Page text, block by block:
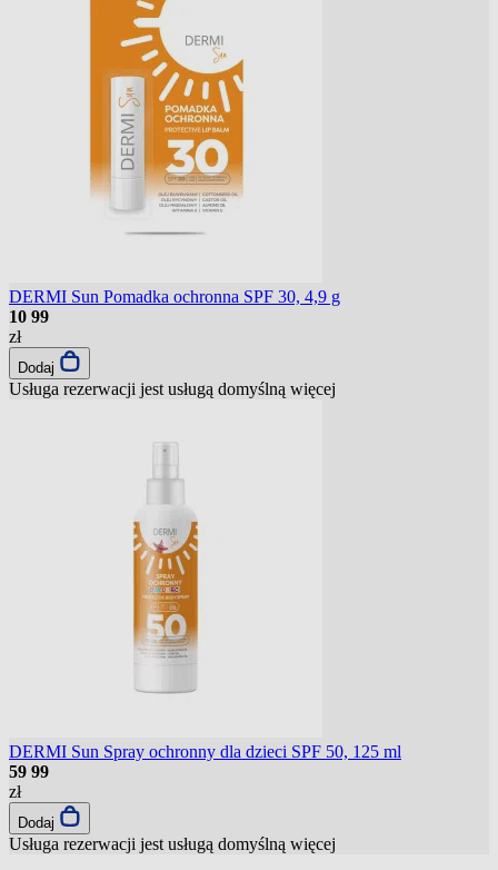
DERMI Sun Pomadka ochronna SPF 30, 4,9 g
10 99
zł
Dodaj
Usługa rezerwacji jest usługą domyślną więcej
DERMI Sun Spray ochronny dla dzieci SPF 50, 125 ml
59 99
zł
Dodaj
Usługa rezerwacji jest usługą domyślną więcej